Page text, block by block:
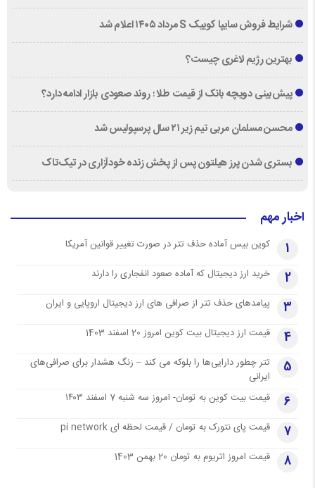
شرایط فروش سایپا کوییک S مرداد ۱۴۰۵ اعلام شد
بهترین رژیم لاغری چیست؟
پیش‌بینی دویچه‌ بانک از قیمت طلا ؛ روند صعودی بازار ادامه دارد؟
محسن مسلمان مربی تیم زیر ۲۱ سال پرسپولیس شد
بستری شدن پرز هیلتون پس از پخش زنده خودآزاری در تیک‌تاک
اخبار مهم
1 کوین بیس آماده حذف تتر در صورت تغییر قوانین آمریکا
2 خرید ارز دیجیتال که آماده صعود انفجاری را دارند
3 پیامدهای حذف تتر از صرافی های ارز دیجیتال اروپایی و ایران
4 قیمت ارز دیجیتال بیت کوین امروز 20 اسفند 1403
5
تتر چطور دارایی‌ها را بلوکه می کند – زنگ هشدار برای صرافی‌های
ایرانی
6 قیمت بیت کوین به تومان- امروز سه شنبه 7 اسفند ۱۴۰۳
7 قیمت پای نتورک به تومان / قیمت لحظه ای pi network
8 قیمت امروز اتریوم به تومان 20 بهمن 1403